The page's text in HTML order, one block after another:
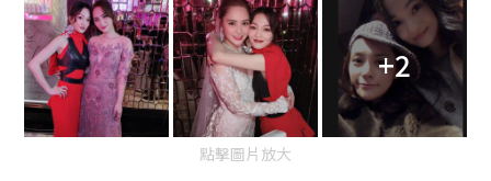
+2
點擊圖片放大